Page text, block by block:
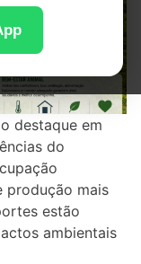
destaque em
do
produção mais
estão
ambientais